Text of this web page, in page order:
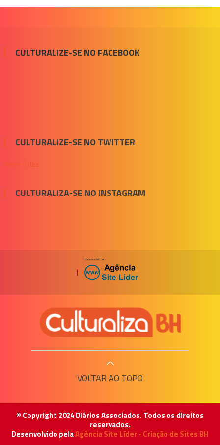
CULTURALIZE-SE NO FACEBOOK
CULTURALIZE-SE NO TWITTER
Meus Tuítes
CULTURALIZA-SE NO INSTAGRAM
|
VOLTAR AO TOPO
© Copyright 2024 Diários Associados. Todos os direitos
reservados.
Desenvolvido pelaAgência Site Líder - Criação de Sites BH